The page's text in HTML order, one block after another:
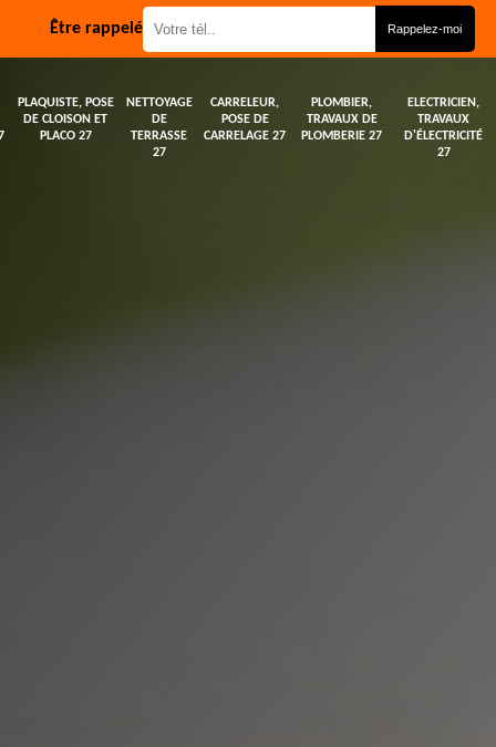
Être rappelé
PLAQUISTE, POSE
DE CLOISON ET
PLACO 27
NETTOYAGE
DE
TERRASSE
27
CARRELEUR,
POSE DE
CARRELAGE 27
PLOMBIER,
TRAVAUX DE
PLOMBERIE 27
ELECTRICIEN,
TRAVAUX
D'ÉLECTRICITÉ
27